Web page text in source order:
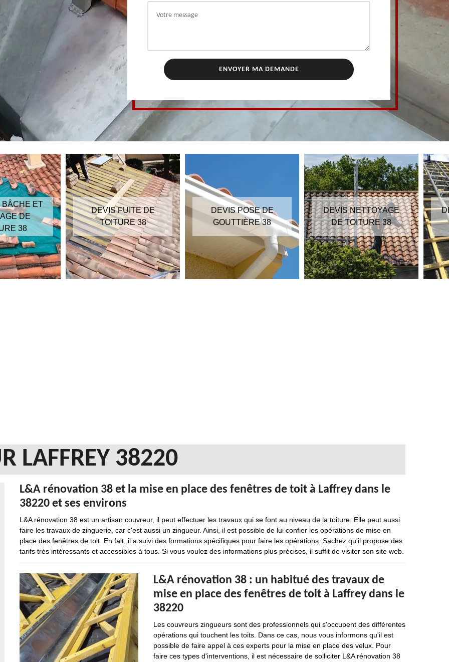
BÂCHE ET
DE
38
DEVIS FUITE DE
TOITURE 38
DEVIS POSE DE
GOUTTIÈRE 38
DEVIS NETTOYAGE
DE TOITURE 38
LAFFREY 38220
L&A rénovation 38 et la mise en place des fenêtres de toit à Laffrey dans le
38220 et ses environs
L&A rénovation 38 est un artisan couvreur, il peut effectuer les travaux qui se font au niveau de la toiture. Elle peut aussi
faire les travaux de zinguerie, car c'est aussi un zingueur. Ainsi, il est possible de lui confier les opérations de mise en
place des fenêtres de toit. En fait, il a suivi des formations spécifiques pour faire les opérations. Sachez qu'il propose des
tarifs très intéressants et accessibles à tous. Si vous voulez des informations plus précises, il suffit de visiter son site web.
L&A rénovation 38 : un habitué des travaux de
mise en place des fenêtres de toit à Laffrey dans le
38220
Les couvreurs zingueurs sont des professionnels qui s'occupent des différentes
opérations qui touchent les toits. Dans ce cas, nous vous informons qu'il est
possible de faire appel à ces experts pour la mise en place des velux. Pour
faire ces types d'interventions, il est nécessaire de solliciter L&A rénovation 38